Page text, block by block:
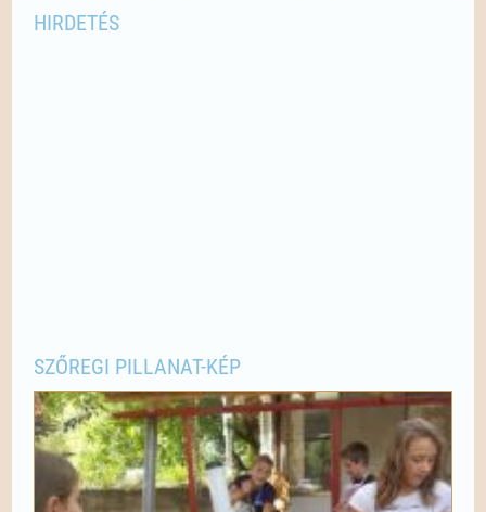
HIRDETÉS
SZŐREGI PILLANAT-KÉP